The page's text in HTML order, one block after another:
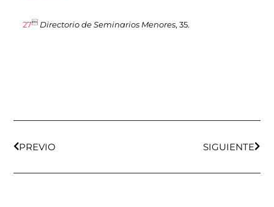
27 Directorio de Seminarios Menores, 35.
PREVIO SIGUIENTE